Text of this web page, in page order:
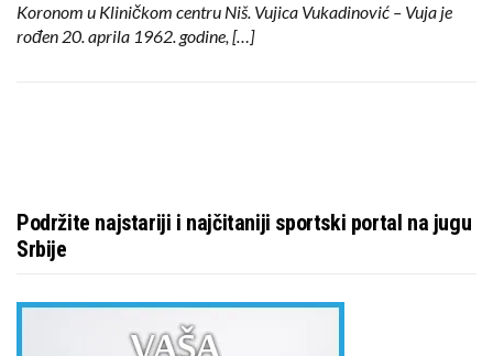
Koronom u Kliničkom centru Niš. Vujica Vukadinović – Vuja je
rođen 20. aprila 1962. godine, […]
Podržite najstariji i najčitaniji sportski portal na jugu
Srbije